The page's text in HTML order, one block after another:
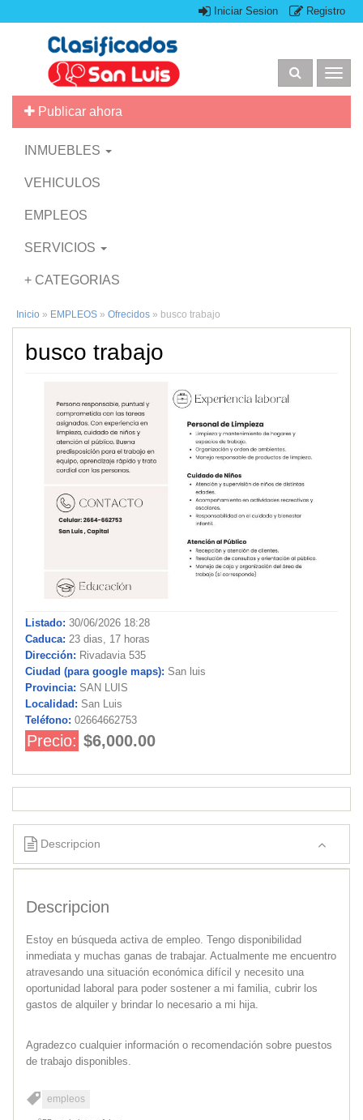
Iniciar Sesion Registro
Publicar ahora
INMUEBLES
VEHICULOS
EMPLEOS
SERVICIOS
+ CATEGORIAS
Inicio » EMPLEOS » Ofrecidos » busco trabajo
busco trabajo
Listado: 30/06/2026 18:28
Caduca: 23 dias, 17 horas
Dirección: Rivadavia 535
Ciudad (para google maps): San luis
Provincia: SAN LUIS
Localidad: San Luis
Teléfono: 02664662753
Precio: $6,000.00
Descripcion
Descripcion
Estoy en búsqueda activa de empleo. Tengo disponibilidad
inmediata y muchas ganas de trabajar. Actualmente me encuentro
atravesando una situación económica difícil y necesito una
oportunidad laboral para poder sostener a mi familia, cubrir los
gastos de alquiler y brindar lo necesario a mi hija.
Agradezco cualquier información o recomendación sobre puestos
de trabajo disponibles.
empleos